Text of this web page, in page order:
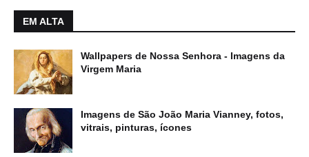
EM ALTA
Wallpapers de Nossa Senhora - Imagens da
Virgem Maria
Imagens de São João Maria Vianney, fotos,
vitrais, pinturas, ícones